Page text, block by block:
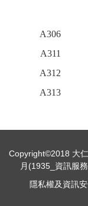
A306
A311
A312
A313
Copyright©2018 大
月(1935_資訊服
隱私權及資訊